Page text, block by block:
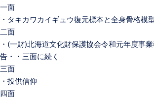
一面
・タキカワカイギュウ復元標本と全身骨格模
二面
・(一財)北海道文化財保護協会令和元年度事
告・・三面に続く
三面
・投供信仰
四面